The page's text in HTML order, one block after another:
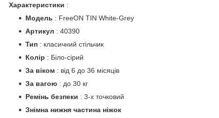
Характеристики :
Модель : FreeON TIN White-Grey
Артикул : 40390
Тип : класичний стільчик
Колір : Біло-сірий
За віком : від 6 до 36 місяців
За вагою : до 30 кг
Ремінь безпеки : 3-х точковий
Знімна нижня частина ніжок